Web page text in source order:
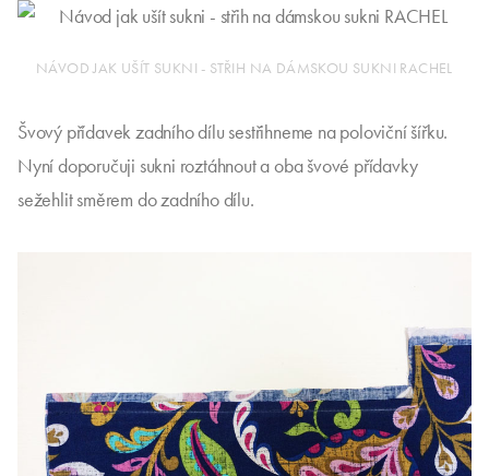
NÁVOD JAK UŠÍT SUKNI - STŘIH NA DÁMSKOU SUKNI RACHEL
Švový přídavek zadního dílu sestřihneme na poloviční šířku.
Nyní doporučuji sukni roztáhnout a oba švové přídavky
sežehlit směrem do zadního dílu.